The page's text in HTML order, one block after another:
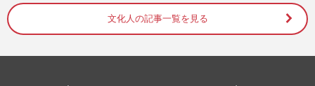
『バチェロレッテ3』東大卒の元官僚の超
エリート美女に恋が生まれない異常事態が
文化人の記事一覧を見る